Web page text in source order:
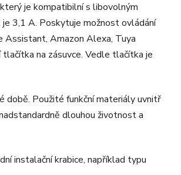
je kompatibilní s libovolným
3,1 A. Poskytuje možnost ovládání
Assistant, Amazon Alexa, Tuya
na zásuvce. Vedle tlačítka je
době. Použité funkční materiály uvnitř
dlouhou životnost a
instalační krabice, například typu